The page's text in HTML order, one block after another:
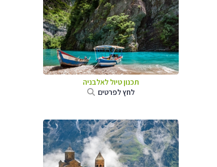
תכנון טיול לאלבניה
לחץ לפרטים